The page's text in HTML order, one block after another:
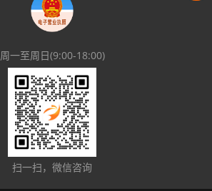
周一至周日(9:00-18:00)
扫一扫，微信咨询